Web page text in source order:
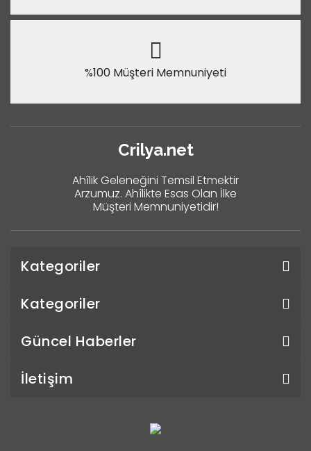
%100 Müşteri Memnuniyeti
Crilya.net
Ahîlik Geleneğini Temsil Etmektir
Arzumuz. Ahîlikte Esas Olan İlke
Müşteri Memnuniyetidir!
Kategoriler
Kategoriler
Güncel Haberler
İletişim